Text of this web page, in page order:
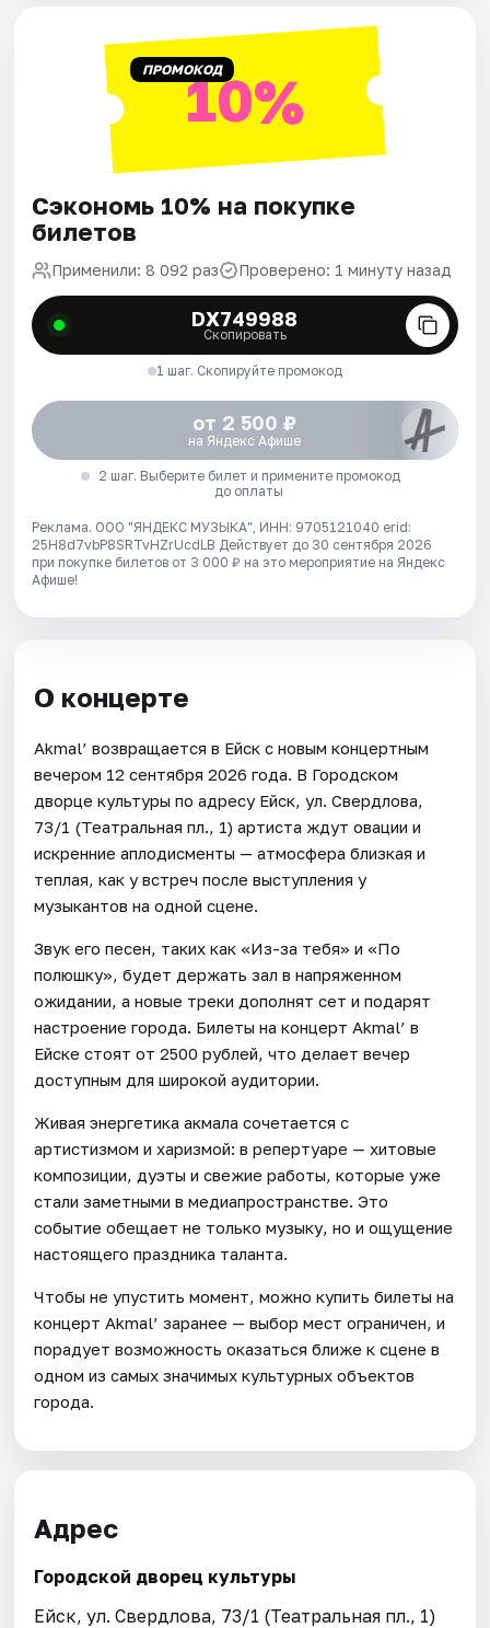
ПРОМОКОД10%
Сэкономь 10% на покупке
билетов
Применили: 8 092 раз Проверено: 1 минуту назад
DX749988
Скопировать
1 шаг. Скопируйте промокод
от 2 500 ₽
на Яндекс Афише
2 шаг. Выберите билет и примените промокод
до оплаты
Реклама. ООО "ЯНДЕКС МУЗЫКА", ИНН: 9705121040 erid:
25H8d7vbP8SRTvHZrUcdLB Действует до 30 сентября 2026
при покупке билетов от 3 000 ₽ на это мероприятие на Яндекс
Афише!
О концерте
Akmal’ возвращается в Ейск с новым концертным
вечером 12 сентября 2026 года. В Городском
дворце культуры по адресу Ейск, ул. Свердлова,
73/1 (Театральная пл., 1) артиста ждут овации и
искренние аплодисменты — атмосфера близкая и
теплая, как у встреч после выступления у
музыкантов на одной сцене.
Звук его песен, таких как «Из-за тебя» и «По
полюшку», будет держать зал в напряженном
ожидании, а новые треки дополнят сет и подарят
настроение города. Билеты на концерт Akmal’ в
Ейске стоят от 2500 рублей, что делает вечер
доступным для широкой аудитории.
Живая энергетика акмала сочетается с
артистизмом и харизмой: в репертуаре — хитовые
композиции, дуэты и свежие работы, которые уже
стали заметными в медиапространстве. Это
событие обещает не только музыку, но и ощущение
настоящего праздника таланта.
Чтобы не упустить момент, можно купить билеты на
концерт Akmal’ заранее — выбор мест ограничен, и
порадует возможность оказаться ближе к сцене в
одном из самых значимых культурных объектов
города.
Адрес
Городской дворец культуры
Ейск, ул. Свердлова, 73/1 (Театральная пл., 1)